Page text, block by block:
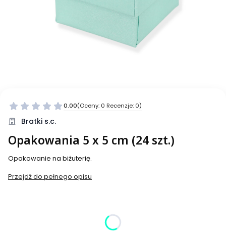
0.00(Oceny: 0 Recenzje: 0)
Bratki s.c.
Opakowania 5 x 5 cm (24 szt.)
Opakowanie na biżuterię.
Przejdź do pełnego opisu